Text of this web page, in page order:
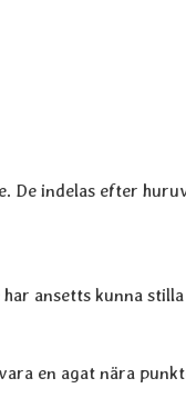
De indelas efter
ansetts kunna
en agat nära